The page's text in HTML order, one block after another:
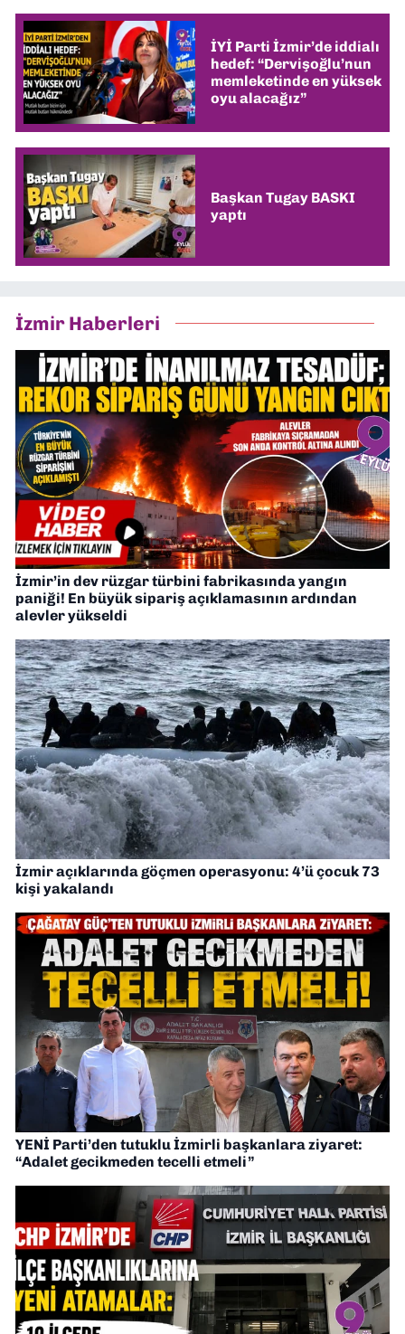
İYİ Parti İzmir’de iddialı
hedef: “Dervişoğlu’nun
memleketinde en yüksek
oyu alacağız”
Başkan Tugay BASKI
yaptı
İzmir Haberleri
İzmir’in dev rüzgar türbini fabrikasında yangın
paniği! En büyük sipariş açıklamasının ardından
alevler yükseldi
İzmir açıklarında göçmen operasyonu: 4’ü çocuk 73
kişi yakalandı
YENİ Parti’den tutuklu İzmirli başkanlara ziyaret:
“Adalet gecikmeden tecelli etmeli”